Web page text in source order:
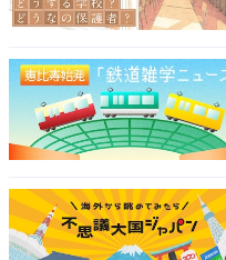
英検受験の低年齢化も進
ジを得るのは難しいとい
実際に英検を武器にして
科目受験や英語1科目入
のが一般的です。